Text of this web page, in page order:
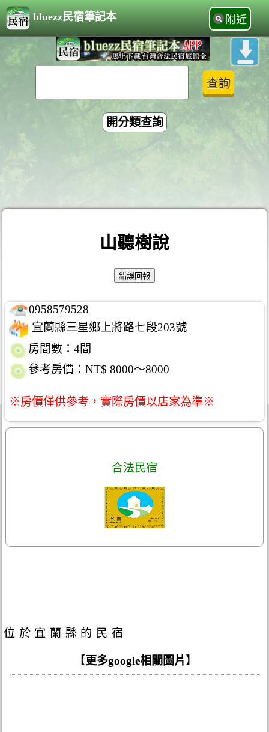
bluezz民宿筆記本 附近
開分類查詢
山聽樹說
0958579528
宜蘭縣三星鄉上將路七段203號
房間數：4間
參考房價：NT$ 8000～8000
※房價僅供參考，實際房價以店家為準※
合法民宿
位於宜蘭縣的民宿
【更多google相關圖片 】